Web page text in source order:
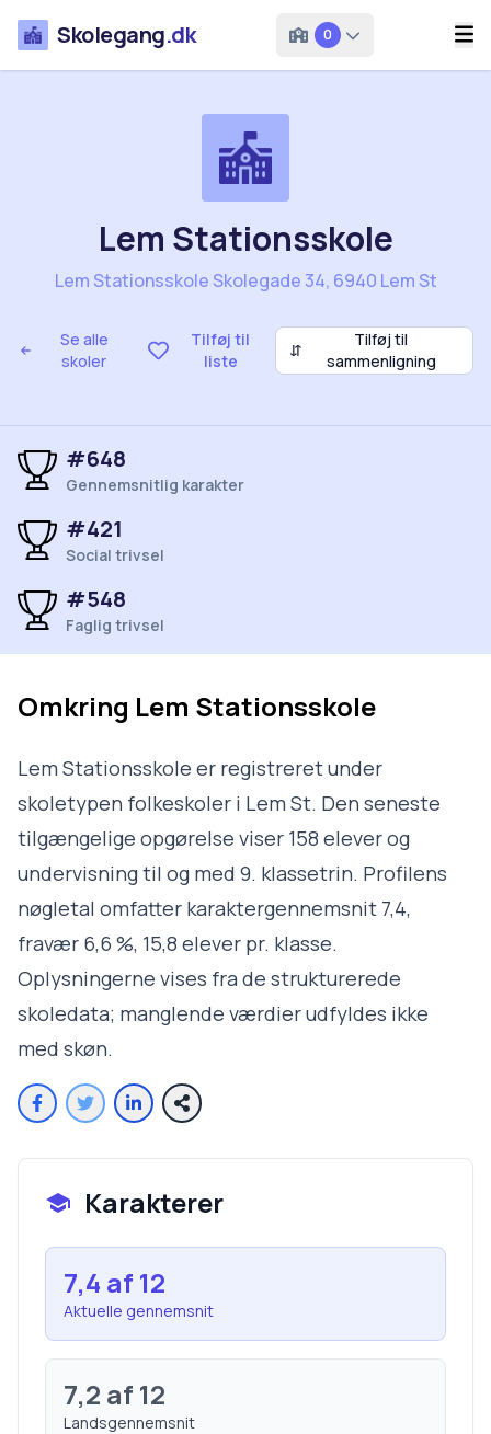
Skolegang.dk 0
Se alle
skoler
Tilføj til
liste
⇵
Tilføj til
sammenligning
Lem Stationsskole
Lem Stationsskole Skolegade 34, 6940 Lem St
#648
Gennemsnitlig karakter
#421
Social trivsel
#548
Faglig trivsel
Omkring Lem Stationsskole
Lem Stationsskole er registreret under
skoletypen folkeskoler i Lem St. Den seneste
tilgængelige opgørelse viser 158 elever og
undervisning til og med 9. klassetrin. Profilens
nøgletal omfatter karaktergennemsnit 7,4,
fravær 6,6 %, 15,8 elever pr. klasse.
Oplysningerne vises fra de strukturerede
skoledata; manglende værdier udfyldes ikke
med skøn.
Karakterer
7,4 af 12
Aktuelle gennemsnit
7,2 af 12
Landsgennemsnit